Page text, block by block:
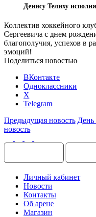
Денису Телиху
Коллектив хоккейного
Сергеевича с днем
благополучия, успехов в
эмоций!
Поделиться новостью
ВКонтакте
Одноклассники
X
Telegram
Предыдущая новость День
новость
Личный кабинет
Новости
Контакты
Об арене
Магазин